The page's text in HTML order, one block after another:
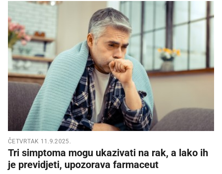
ČETVRTAK 11.9.2025.
Tri simptoma mogu ukazivati na rak, a lako ih
je previdjeti, upozorava farmaceut